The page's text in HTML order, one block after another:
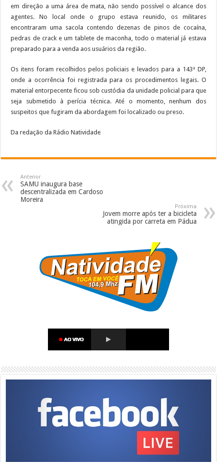
em direção a uma área de mata, não sendo possível o alcance dos
agentes. No local onde o grupo estava reunido, os militares
encontraram uma sacola contendo dezenas de pinos de cocaína,
pedras de crack e um tablete de maconha, todo o material já estava
preparado para a venda aos usuários da região.
Os itens foram recolhidos pelos policiais e levados para a 143ª DP,
onde a ocorrência foi registrada para os procedimentos legais. O
material entorpecente ficou sob custódia da unidade policial para que
seja submetido à perícia técnica. Até o momento, nenhum dos
suspeitos que fugiram da abordagem foi localizado ou preso.
Da redação da Rádio Natividade
Anterior
SAMU inaugura base
descentralizada em Cardoso
Moreira
Próxima
Jovem morre após ter a bicicleta
atingida por carreta em Pádua